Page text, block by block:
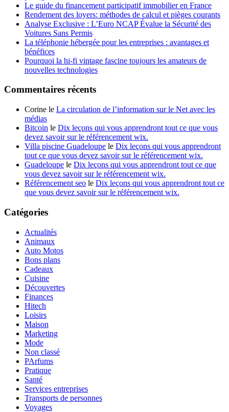
Le guide du financement participatif immobilier en France
Rendement des loyers: méthodes de calcul et pièges courants
Analyse Exclusive : L’Euro NCAP Évalue la Sécurité des
Voitures Sans Permis
La téléphonie hébergée pour les entreprises : avantages et
bénéfices
Pourquoi la hi-fi vintage fascine toujours les amateurs de
nouvelles technologies
Commentaires récents
Corine le La circulation de l’information sur le Net avec les
médias
Bitcoin le Dix leçons qui vous apprendront tout ce que vous
devez savoir sur le référencement wix.
Villa piscine Guadeloupe le Dix leçons qui vous apprendront
tout ce que vous devez savoir sur le référencement wix.
Guadeloupe le Dix leçons qui vous apprendront tout ce que
vous devez savoir sur le référencement wix.
Référencement seo le Dix leçons qui vous apprendront tout ce
que vous devez savoir sur le référencement wix.
Catégories
Actualités
Animaux
Auto Motos
Bons plans
Cadeaux
Cuisine
Découvertes
Finances
Hitech
Loisirs
Maison
Marketing
Mode
Non classé
PArfums
Pratique
Santé
Services entreprises
Transports de personnes
Voyages